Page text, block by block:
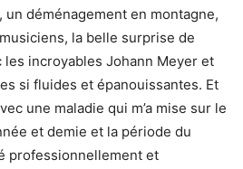
déménagement en montagne,
la belle surprise de
incroyables Johann Meyer et
si fluides et épanouissantes. Et
une maladie qui m’a mise sur le
et demie et la période du
professionnellement et